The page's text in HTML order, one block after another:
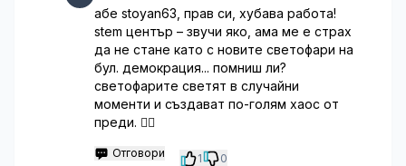
абе stoyan63, прав си, хубава работа!
stem център – звучи яко, ама ме е страх
да не стане като с новите светофари на
бул. демокрация... помниш ли?
светофарите светят в случайни
моменти и създават по-голям хаос от
преди. 🤦‍♂️
Отговори 1 0